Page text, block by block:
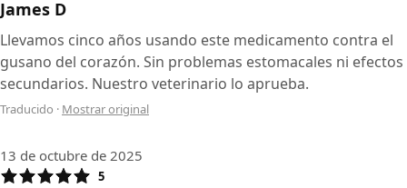
James D
Llevamos cinco años usando este medicamento contra el
gusano del corazón. Sin problemas estomacales ni efectos
secundarios. Nuestro veterinario lo aprueba.
Traducido · Mostrar original
13 de octubre de 2025
5